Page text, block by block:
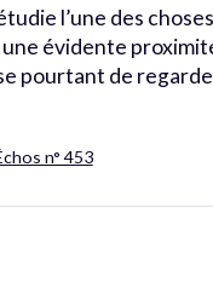
l’une des choses
évidente
pourtant de
n° 453